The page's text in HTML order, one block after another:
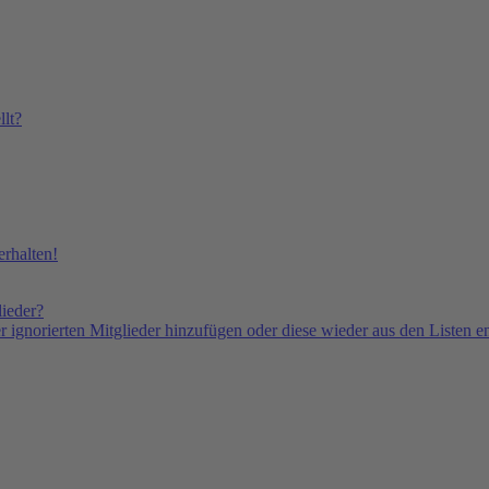
Mitglieder hinzufügen oder diese wieder aus den Listen